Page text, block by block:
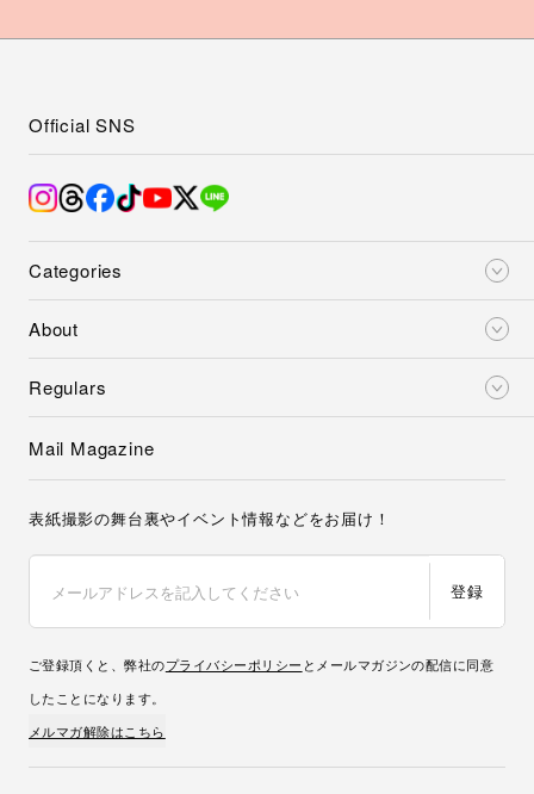
Categories
About
Regulars
Official SNS
Mail Magazine
表紙撮影の舞台裏やイベント情報などをお届け！
登録
ご登録頂くと、弊社のプライバシーポリシー とメールマガジンの配信に同意
したことになります。
メルマガ解除はこちら